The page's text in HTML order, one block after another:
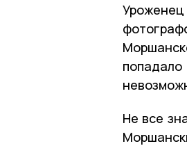
Не все